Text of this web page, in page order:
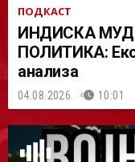
ПОДКАСТ
ИНДИСКА
ПОЛИТИКА:
анализа
04.08.2026. 10:01